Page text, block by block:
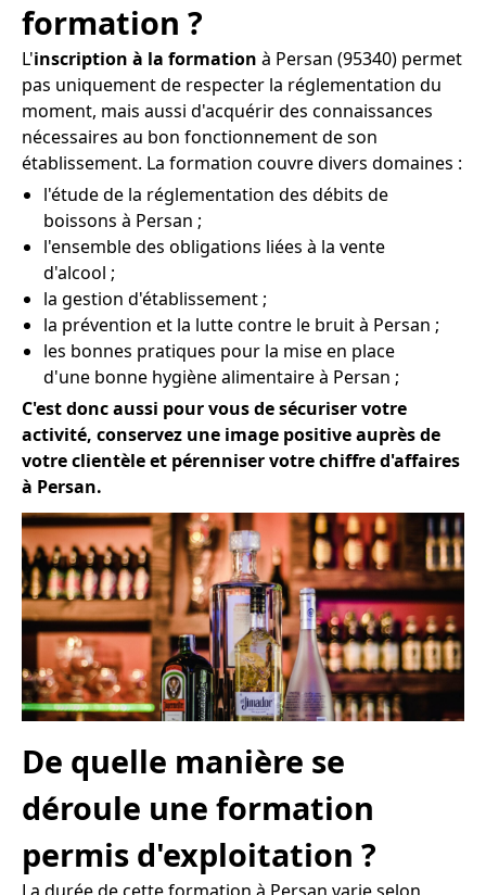
formation ?
L'inscription à la formation à Persan (95340) permet
pas uniquement de respecter la réglementation du
moment, mais aussi d'acquérir des connaissances
nécessaires au bon fonctionnement de son
établissement. La formation couvre divers domaines :
l'étude de la réglementation des débits de
boissons à Persan ;
l'ensemble des obligations liées à la vente
d'alcool ;
la gestion d'établissement ;
la prévention et la lutte contre le bruit à Persan ;
les bonnes pratiques pour la mise en place
d'une bonne hygiène alimentaire à Persan ;
C'est donc aussi pour vous de sécuriser votre
activité, conservez une image positive auprès de
votre clientèle et pérenniser votre chiffre d'affaires
à Persan.
De quelle manière se
déroule une formation
permis d'exploitation ?